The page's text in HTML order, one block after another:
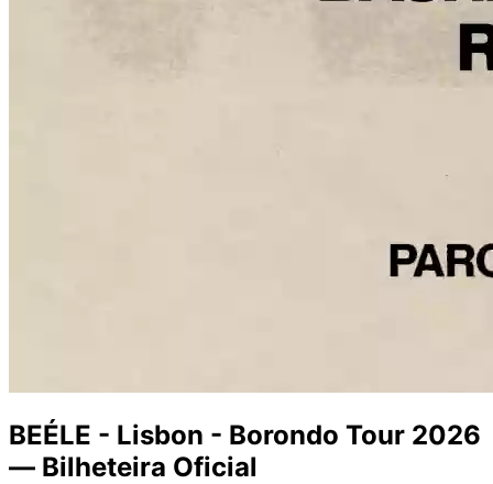
BEÉLE - Lisbon - Borondo Tour 2026
— Bilheteira Oficial